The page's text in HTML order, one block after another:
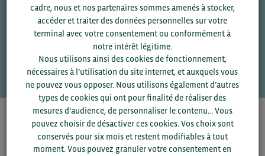
Une question ?
VOS CONTACTS
Pour voir les contacts, merci de renseigner votre
département et votre secteurou connectez-vous.
cadre, nous et nos partenaires sommes amenés à stocker,
accéder et traiter des données personnelles sur votre
terminal avec votre consentement ou conformément à
notre intérêt légitime.
Nous utilisons ainsi des cookies de fonctionnement,
nécessaires à l’utilisation du site internet, et auxquels vous
ne pouvez vous opposer. Nous utilisons également d’autres
types de cookies qui ont pour finalité de réaliser des
mesures d’audience, de personnaliser le contenu... Vous
pouvez choisir de désactiver ces cookies. Vos choix sont
conservés pour six mois et restent modifiables à tout
moment. Vous pouvez granuler votre consentement en